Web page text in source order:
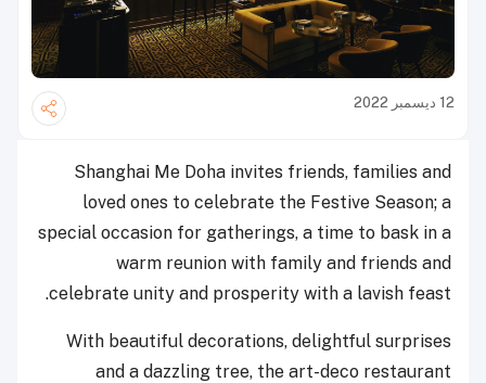
12 ديسمبر 2022
Shanghai Me Doha invites friends, families and
loved ones to celebrate the Festive Season; a
special occasion for gatherings, a time to bask in a
warm reunion with family and friends and
celebrate unity and prosperity with a lavish feast.
With beautiful decorations, delightful surprises
and a dazzling tree, the art-deco restaurant